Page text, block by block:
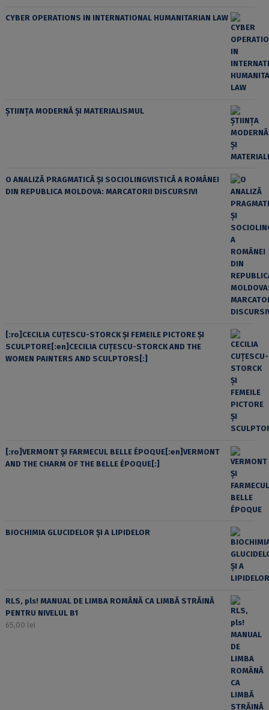
CYBER OPERATIONS IN INTERNATIONAL HUMANITARIAN LAW
ȘTIINȚA MODERNĂ ȘI MATERIALISMUL
O ANALIZĂ PRAGMATICĂ ȘI SOCIOLINGVISTICĂ A ROMÂNEI
DIN REPUBLICA MOLDOVA: MARCATORII DISCURSIVI
[:ro]CECILIA CUŢESCU-STORCK ŞI FEMEILE PICTORE ŞI
SCULPTORE[:en]CECILIA CUŢESCU-STORCK AND THE
WOMEN PAINTERS AND SCULPTORS[:]
[:ro]VERMONT ȘI FARMECUL BELLE ÉPOQUE[:en]VERMONT
AND THE CHARM OF THE BELLE ÉPOQUE[:]
BIOCHIMIA GLUCIDELOR ȘI A LIPIDELOR
RLS, pls! MANUAL DE LIMBA ROMÂNĂ CA LIMBĂ STRĂINĂ
PENTRU NIVELUL B1
65,00 lei